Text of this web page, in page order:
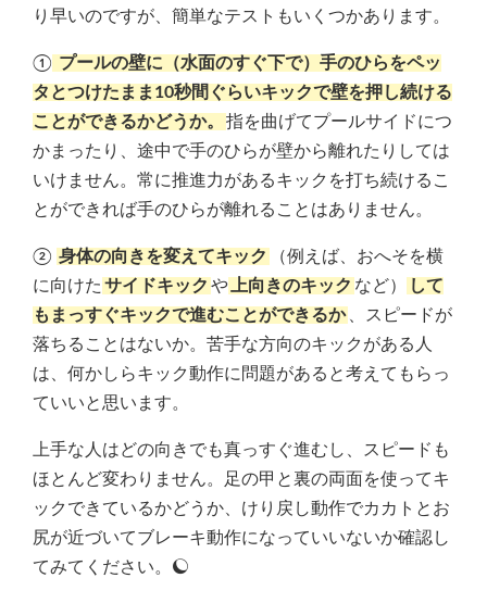
り早いのですが、簡単なテストもいくつかあります。
① プールの壁に（水面のすぐ下で）手のひらをペッ
タとつけたまま10秒間ぐらいキックで壁を押し続ける
ことができるかどうか。
指を曲げてプールサイドにつ
かまったり、途中で手のひらが壁から離れたりしては
いけません。常に推進力があるキックを打ち続けるこ
とができれば手のひらが離れることはありません。
② 身体の向きを変えてキック
（例えば、おへそを横
に向けた サイドキック や 上向きのキック など）
して
もまっすぐキックで進むことができるか
、スピードが
落ちることはないか。苦手な方向のキックがある人
は、何かしらキック動作に問題があると考えてもらっ
ていいと思います。
上手な人はどの向きでも真っすぐ進むし、スピードも
ほとんど変わりません。足の甲と裏の両面を使ってキ
ックできているかどうか、けり戻し動作でカカトとお
尻が近づいてブレーキ動作になっていいないか確認し
てみてください。